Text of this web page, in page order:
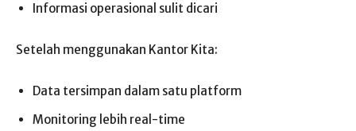
Informasi operasional sulit dicari
Setelah menggunakan Kantor Kita:
Data tersimpan dalam satu platform
Monitoring lebih real-time